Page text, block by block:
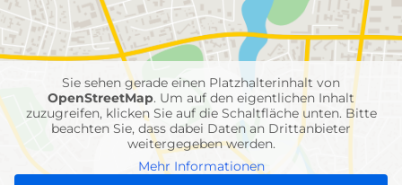
Feuerwehr-
Einheiten
Sie sehen gerade einen Platzhalterinhalt von
OpenStreetMap. Um auf den eigentlichen Inhalt
zuzugreifen, klicken Sie auf die Schaltfläche unten. Bitte
beachten Sie, dass dabei Daten an Drittanbieter
weitergegeben werden.
Mehr Informationen